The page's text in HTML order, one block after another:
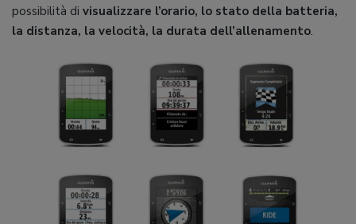
possibilità di visualizzare l’orario, lo stato della batteria,
la distanza, la velocità, la durata dell’allenamento.